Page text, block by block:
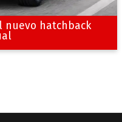
nuevo hatchback